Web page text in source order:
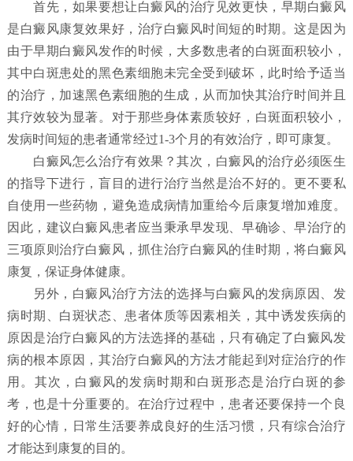
首先，如果要想让白癜风的治疗见效更快，早期白癜风
是白癜风康复效果好，治疗白癜风时间短的时期。这是因为
由于早期白癜风发作的时候，大多数患者的白斑面积较小，
其中白斑患处的黑色素细胞未完全受到破坏，此时给予适当
的治疗，加速黑色素细胞的生成，从而加快其治疗时间并且
其疗效较为显著。对于那些身体素质较好，白斑面积较小，
发病时间短的患者通常经过1-3个月的有效治疗，即可康复。
白癜风怎么治疗有效果？其次，白癜风的治疗必须医生
的指导下进行，盲目的进行治疗当然是治不好的。更不要私
自使用一些药物，避免造成病情加重给今后康复增加难度。
因此，建议白癜风患者应当秉承早发现、早确诊、早治疗的
三项原则治疗白癜风，抓住治疗白癜风的佳时期，将白癜风
康复，保证身体健康。
另外，白癜风治疗方法的选择与白癜风的发病原因、发
病时期、白斑状态、患者体质等因素相关，其中诱发疾病的
原因是治疗白癜风的方法选择的基础，只有确定了白癜风发
病的根本原因，其治疗白癜风的方法才能起到对症治疗的作
用。其次，白癜风的发病时期和白斑形态是治疗白斑的参
考，也是十分重要的。在治疗过程中，患者还要保持一个良
好的心情，日常生活要养成良好的生活习惯，只有综合治疗
才能达到康复的目的。